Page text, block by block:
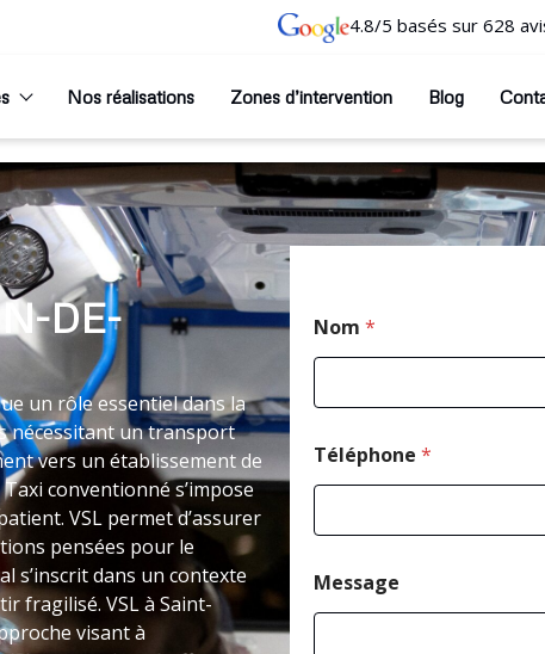
4.8/5 basés sur 628
Nos réalisations Zones d’intervention Blog
DE-
un rôle essentiel dans la
nécessitant un transport
vers un établissement de
conventionné s’impose
VSL permet d’assurer
pensées pour le
s’inscrit dans un contexte
fragilisé. VSL à Saint-
visant à
Nom *
Téléphone *
Message